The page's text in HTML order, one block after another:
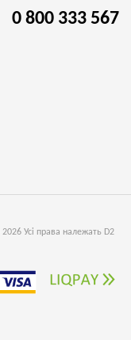
Усі права належать D2
0 800 333 567